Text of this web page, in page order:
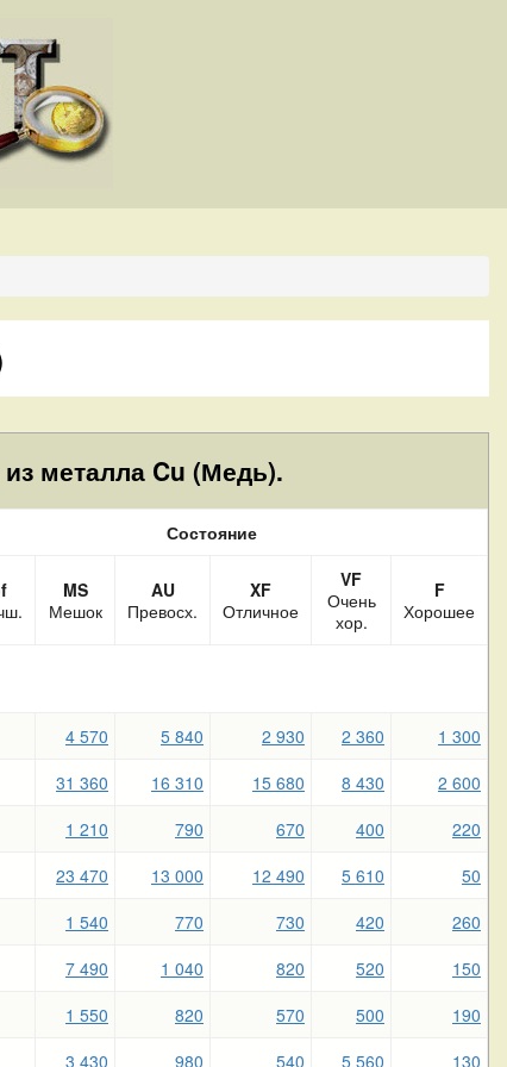
металла Cu (Медь).
Состояние
MS
Мешок
AU
Превосх.
XF
Отличное
VF
Очень
хор.
F
Хорошее
4 570 5 840 2 930 2 360
1 300
31 360 16 310 15 680 8 430
2 600
1 210 790 670 400
220
23 470 13 000 12 490 5 610
50
1 540 770 730 420
260
7 490 1 040 820 520
150
1 550 820 570 500
190
3 430 980 540 5 560
130